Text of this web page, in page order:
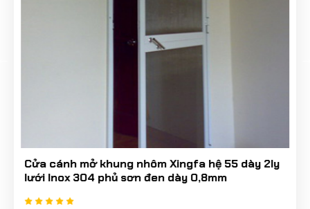
Cửa cánh mở khung nhôm Xingfa hệ 55 dày 2ly
lưới Inox 304 phủ sơn đen dày 0,8mm